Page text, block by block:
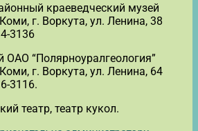
краеведческий музей
г. Воркута, ул. Ленина, 38
3136
ОАО “Полярноуралгеология”
г. Воркута, ул. Ленина, 64
3116.
театр, театр кукол.